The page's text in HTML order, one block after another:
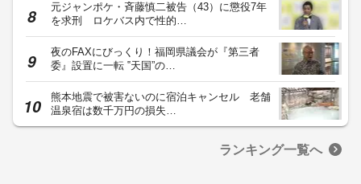
元ジャンポケ・斉藤慎二被告（43）に懲役7年
を求刑 ロケバス内で性的…
夜のFAXにびっくり！福岡県議会が『第三者
委』設置に一転 ‟天国”の…
熊本地震で被害ないのに宿泊キャンセル 老舗
温泉宿は数千万円の損失…
ランキング一覧へ